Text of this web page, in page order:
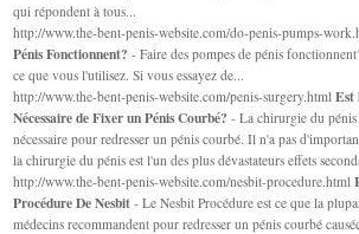
qui répondent à tous...
http://www.the-bent-penis-website.com/do-penis-pumps-
Pénis Fonctionnent? - Faire des pompes de pénis
ce que vous l'utilisez. Si vous essayez de...
http://www.the-bent-penis-website.com/penis-surgery.htmlEst
Nécessaire de Fixer un Pénis Courbé? - La chirurgie du pénis
nécessaire pour redresser un pénis courbé. Il n'a pas
la chirurgie du pénis est l'un des plus dévastateurs effets
http://www.the-bent-penis-website.com/nesbit-procedure.html
Procédure De Nesbit - Le Nesbit Procédure est ce que la
médecins recommandent pour redresser un pénis courbé